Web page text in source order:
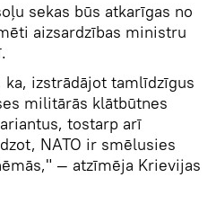
sekas būs atkarīgas no
aizsardzības ministru
izstrādājot tamlīdzīgus
militārās klātbūtnes
tostarp arī
NATO ir smēlusies
— atzīmēja Krievijas